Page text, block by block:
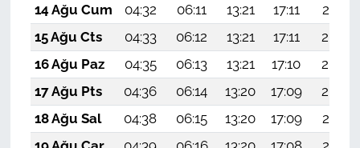
14 Ağu Cum
04:32 06:11 13:21 17:11
20:21
15 Ağu Cts
04:33 06:12 13:21 17:11
20:19
16 Ağu Paz
04:35 06:13 13:21 17:10
20:18
17 Ağu Pts
04:36 06:14 13:20 17:09
20:16
18 Ağu Sal
04:38 06:15 13:20 17:09
20:15